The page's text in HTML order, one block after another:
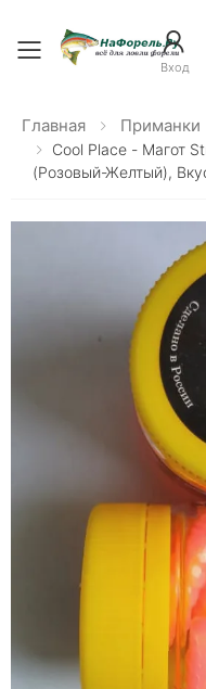
Toggle menu
Вход
Главная Приманки
Cool Place - Магот
(розовый-Желтый),